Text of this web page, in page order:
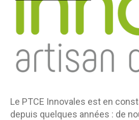
Le PTCE Innovales est en
depuis quelques années : de